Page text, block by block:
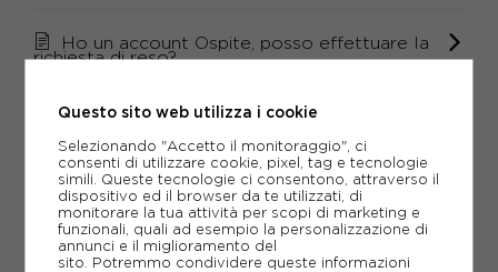
Ho un account Ospite, posso effettuare la
richiesta di reso?
Quali prodotti non possono essere resi?
Ho effettuato un reso, quando verrò
rimborsato?
Richiesta reso prodotti ingombranti
Questo sito web utilizza i cookie
Selezionando "Accetto il monitoraggio", ci
consenti di utilizzare cookie, pixel, tag e tecnologie
simili. Queste tecnologie ci consentono, attraverso il
dispositivo ed il browser da te utilizzati, di
monitorare la tua attività per scopi di marketing e
funzionali, quali ad esempio la personalizzazione di
annunci e il miglioramento del
sito. Potremmo condividere queste informazioni